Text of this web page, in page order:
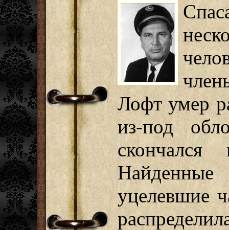
Лофт умер
из-под
уцелевшие